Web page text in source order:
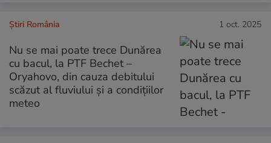
Știri România 1 oct. 2025
Nu se mai poate trece Dunărea
cu bacul, la PTF Bechet –
Oryahovo, din cauza debitului
scăzut al fluviului şi a condiţiilor
meteo